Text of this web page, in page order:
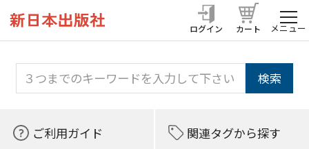
ログイン カート メニュー
ご利用ガイド 関連タグから探す